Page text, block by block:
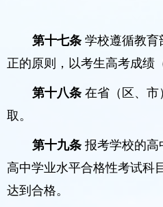
第十七条学校遵循教育
正的原则，以考生高考成绩
第十八条在省（区、市
取。
第十九条报考学校的高
高中学业水平合格性考试科
达到合格。